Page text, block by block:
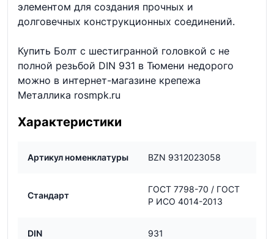
элементом для создания прочных и
долговечных конструкционных соединений.
Купить Болт с шестигранной головкой с не
полной резьбой DIN 931 в Тюмени недорого
можно в интернет-магазине крепежа
Металлика rosmpk.ru
Характеристики
Артикул номенклатуры BZN 9312023058
Стандарт
ГОСТ 7798-70 / ГОСТ
Р ИСО 4014-2013
DIN 931